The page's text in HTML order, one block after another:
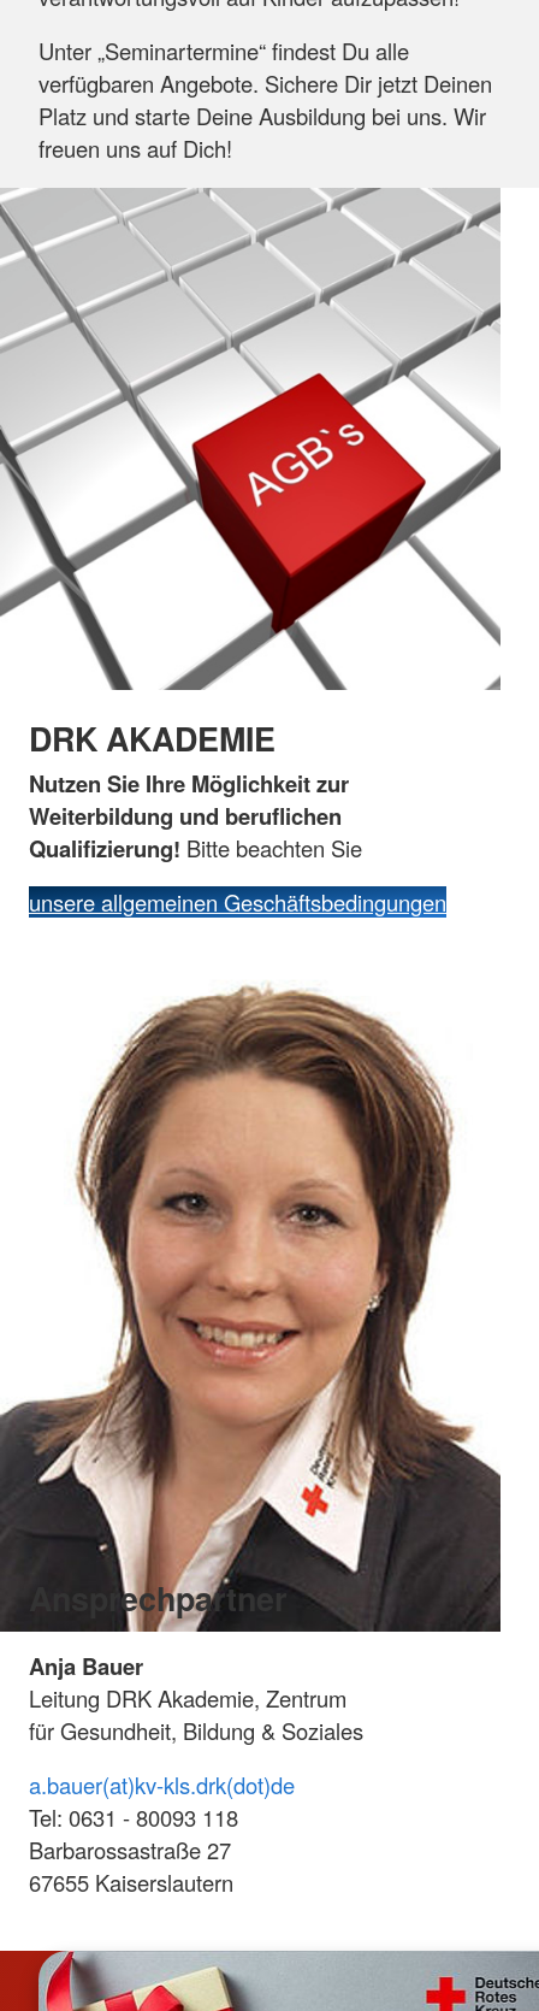
Unter „Seminartermine“ findest Du alle
verfügbaren Angebote. Sichere Dir jetzt Deinen
Platz und starte Deine Ausbildung bei uns. Wir
freuen uns auf Dich!
DRK AKADEMIE
Nutzen Sie Ihre Möglichkeit zur
Weiterbildung und beruflichen
Qualifizierung! Bitte beachten Sie
unsere allgemeinen Geschäftsbedingungen
Ansprechpartner
Anja Bauer
Leitung DRK Akademie, Zentrum
für Gesundheit, Bildung & Soziales
a.bauer(at)kv-kls.drk(dot)de
Tel: 0631 - 80093 118
Barbarossastraße 27
67655 Kaiserslautern